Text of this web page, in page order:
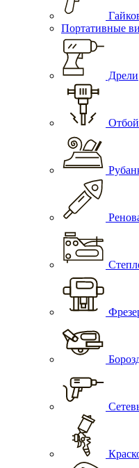
Портативные
Дрели